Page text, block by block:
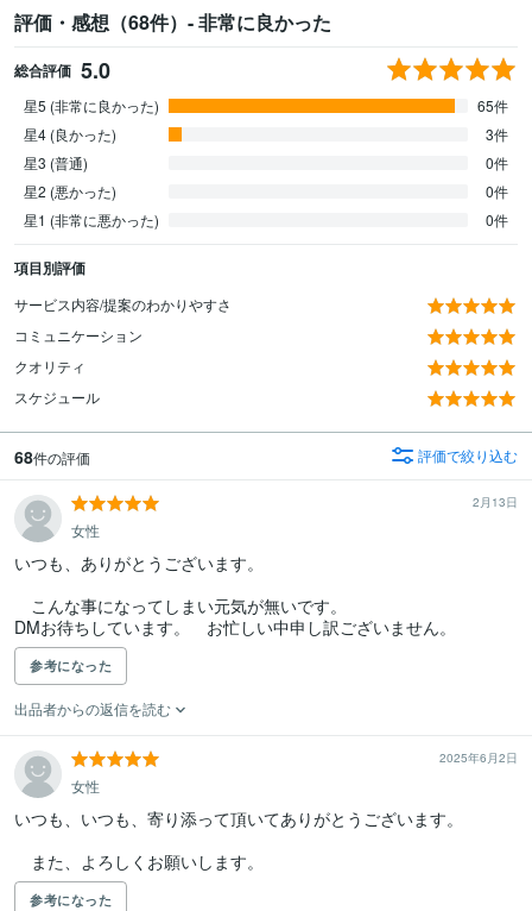
評価・感想（68件）- 非常に良かった
総合評価 5.0
星5 (非常に良かった)
65件
星4 (良かった)
3件
星3 (普通)
0件
星2 (悪かった)
0件
星1 (非常に悪かった)
0件
項目別評価
サービス内容/提案のわかりやすさ
コミュニケーション
クオリティ
スケジュール
68件の評価 評価で絞り込む
2月13日
女性
いつも、ありがとうございます。
こんな事になってしまい元気が無いです。
DMお待ちしています。　お忙しい中申し訳ございません。
参考になった
出品者からの返信を読む
2025年6月2日
女性
いつも、いつも、寄り添って頂いてありがとうございます。
また、よろしくお願いします。
参考になった